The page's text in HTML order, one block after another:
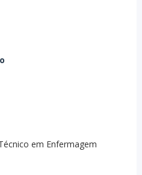
em Enfermagem